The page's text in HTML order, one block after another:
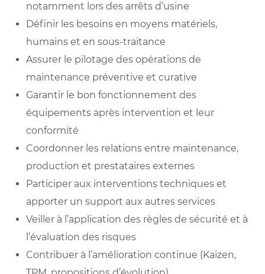
notamment lors des arrêts d’usine
Définir les besoins en moyens matériels,
humains et en sous-traitance
Assurer le pilotage des opérations de
maintenance préventive et curative
Garantir le bon fonctionnement des
équipements après intervention et leur
conformité
Coordonner les relations entre maintenance,
production et prestataires externes
Participer aux interventions techniques et
apporter un support aux autres services
Veiller à l’application des règles de sécurité et à
l’évaluation des risques
Contribuer à l’amélioration continue (Kaizen,